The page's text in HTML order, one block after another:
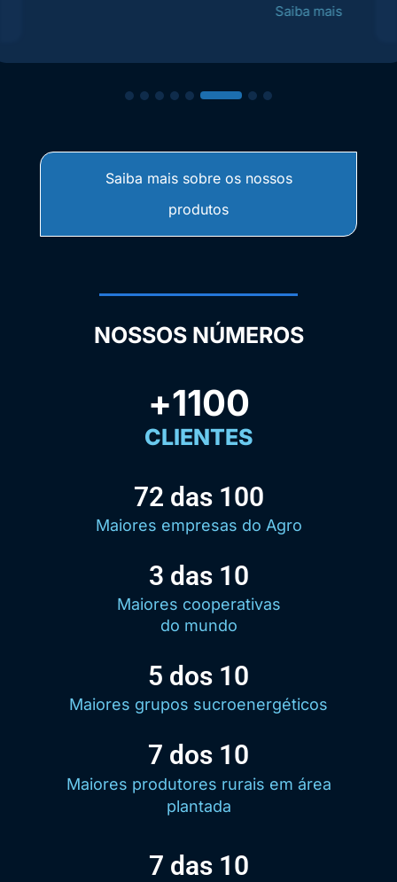
Saiba mais
Saiba mais sobre os nossos
produtos
NOSSOS NÚMEROS
+1100
CLIENTES
72 das 100
Maiores empresas do Agro
3 das 10
Maiores cooperativas
do mundo
5 dos 10
Maiores grupos sucroenergéticos
7 dos 10
Maiores produtores rurais em área
plantada
7 das 10